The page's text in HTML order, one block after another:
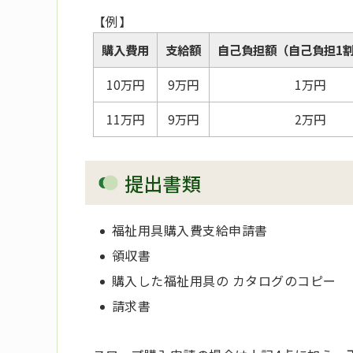
【例】
購入費用 支給額
自己負担額（自己負担1割
10万円
9万円
1万円
11万円
9万円 2万円
提出書類
福祉用具購入費支給申請書
領収書
購入した福祉用具の カタログのコピー
請求書